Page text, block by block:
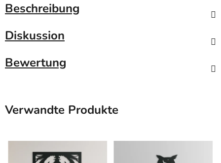
Beschreibung
Diskussion
Bewertung
Verwandte Produkte